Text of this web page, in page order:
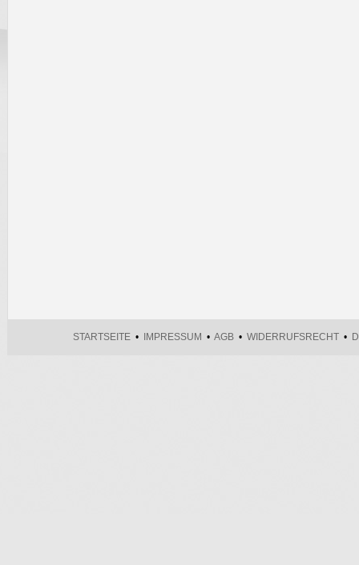
STARTSEITE• IMPRESSUM • AGB• WIDERRUFSRECHT•